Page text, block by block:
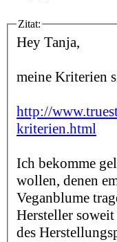
Zitat:
Hey Tanja,
meine Kriterien
http://
kriterien.html
Ich bekomme
wollen, denen
Veganblume
Hersteller
des